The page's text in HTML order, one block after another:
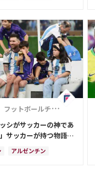
フットボールチャンネル
シがサッカーの神であ
サッカーが持つ物語性
アルゼンチン